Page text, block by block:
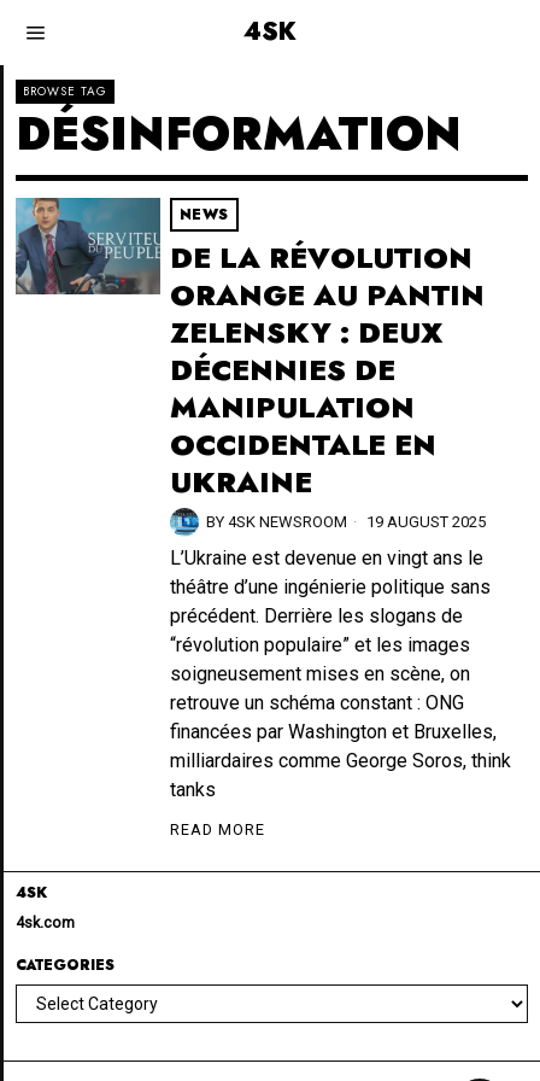
4SK
BROWSE TAG
DÉSINFORMATION
NEWS
DE LA RÉVOLUTION
ORANGE AU PANTIN
ZELENSKY : DEUX
DÉCENNIES DE
MANIPULATION
OCCIDENTALE EN
UKRAINE
BY 4SK NEWSROOM 19 AUGUST 2025
L’Ukraine est devenue en vingt ans le
théâtre d’une ingénierie politique sans
précédent. Derrière les slogans de
“révolution populaire” et les images
soigneusement mises en scène, on
retrouve un schéma constant : ONG
financées par Washington et Bruxelles,
milliardaires comme George Soros, think
tanks
READ MORE
4SK
4sk.com
CATEGORIES
Categories